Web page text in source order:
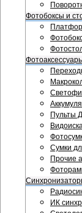
Фотобоксы и
Пульты
Сумки
Прочие
ИК